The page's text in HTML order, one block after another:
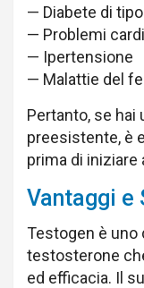
— Diabete di
— Problemi
— Ipertensione
— Malattie del
Pertanto, se hai
preesistente, è
prima di iniziare
Vantaggi e
Testogen è uno
testosterone
ed efficacia. Il